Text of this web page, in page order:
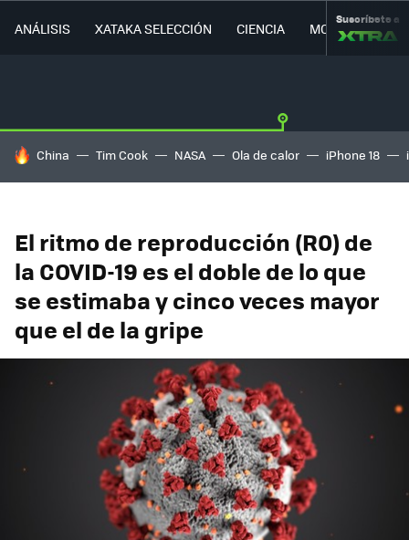
ANÁLISIS XATAKA SELECCIÓN CIENCIA MOVILIDAD
Suscríbete a
HOY SE HABLA DE
China Tim Cook NASA Ola de calor iPhone 18
El ritmo de reproducción (R0) de
la COVID-19 es el doble de lo que
se estimaba y cinco veces mayor
que el de la gripe